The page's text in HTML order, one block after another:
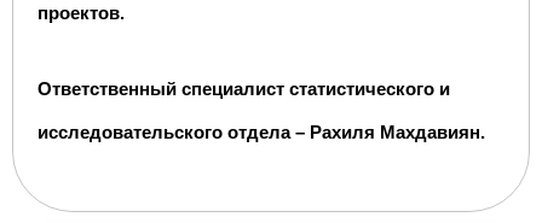
проектов.
Ответственный специалист статистического и
исследовательского отдела – Рахиля Махдавиян.